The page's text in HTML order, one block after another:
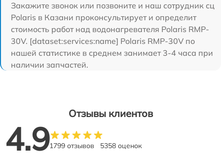
Закажите звонок или позвоните и наш сотрудник сц
Polaris в Казани проконсультирует и определит
стоимость работ над водонагревателя Polaris RMP-
30V. [dataset:services:name] Polaris RMP-30V по
нашей статистике в среднем занимает 3-4 часа при
наличии запчастей.
Отзывы клиентов
4.91799 отзывов 5358 оценок